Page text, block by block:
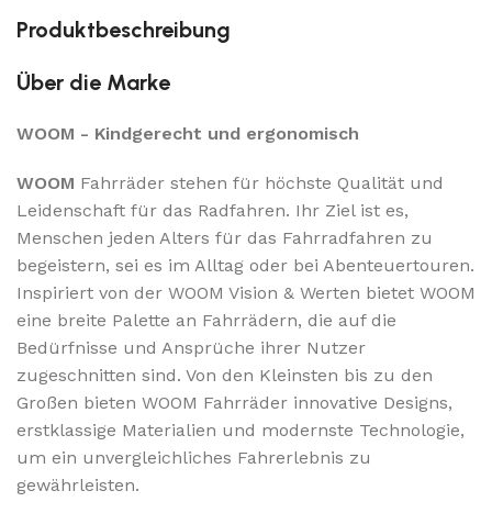
Produktbeschreibung
Über die Marke
WOOM - Kindgerecht und ergonomisch
WOOM Fahrräder stehen für höchste Qualität und
Leidenschaft für das Radfahren. Ihr Ziel ist es,
Menschen jeden Alters für das Fahrradfahren zu
begeistern, sei es im Alltag oder bei Abenteuertouren.
Inspiriert von der WOOM Vision & Werten bietet WOOM
eine breite Palette an Fahrrädern, die auf die
Bedürfnisse und Ansprüche ihrer Nutzer
zugeschnitten sind. Von den Kleinsten bis zu den
Großen bieten WOOM Fahrräder innovative Designs,
erstklassige Materialien und modernste Technologie,
um ein unvergleichliches Fahrerlebnis zu
gewährleisten.